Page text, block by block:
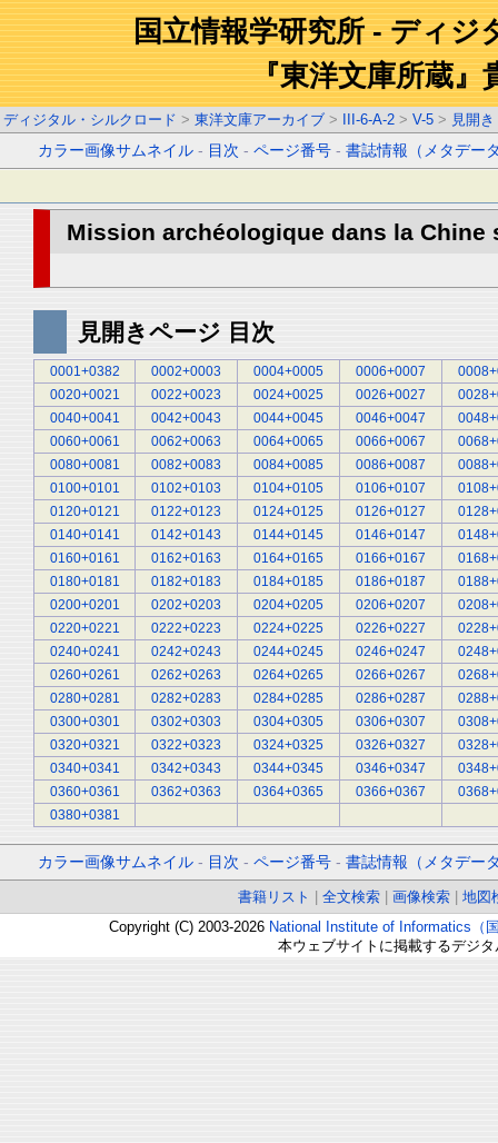
国立情報学研究所 - ディジ
『東洋文庫所蔵』
ディジタル・シルクロード > 東洋文庫アーカイブ > III-6-A-2 > V-5 > 見開き
カラー画像サムネイル - 目次 -ページ番号 -書誌情報（メタデー
Mission archéologique dans la Chine
見開きページ 目次
0001+0382 0002+0003 0004+0005 0006+0007
0020+0021
0022+0023 0024+0025 0026+0027
0040+0041
0042+0043 0044+0045 0046+0047
0060+0061
0062+0063 0064+0065 0066+0067
0080+0081
0082+0083 0084+0085 0086+0087
0100+0101
0102+0103 0104+0105 0106+0107
0120+0121
0122+0123 0124+0125 0126+0127
0140+0141
0142+0143 0144+0145 0146+0147
0160+0161
0162+0163 0164+0165 0166+0167
0180+0181
0182+0183 0184+0185 0186+0187
0200+0201
0202+0203 0204+0205 0206+0207
0220+0221
0222+0223 0224+0225 0226+0227
0240+0241
0242+0243 0244+0245 0246+0247
0260+0261
0262+0263 0264+0265 0266+0267
0280+0281
0282+0283 0284+0285 0286+0287
0300+0301
0302+0303 0304+0305 0306+0307
0320+0321
0322+0323 0324+0325 0326+0327
0340+0341
0342+0343 0344+0345 0346+0347
0360+0361
0362+0363 0364+0365 0366+0367
0380+0381
カラー画像サムネイル - 目次 -ページ番号 -書誌情報（メタデー
書籍リスト 全文検索 画像検索
地図
Copyright (C) 2003-2026 National Institute of Informatics（
本ウェブサイトに掲載するデジ